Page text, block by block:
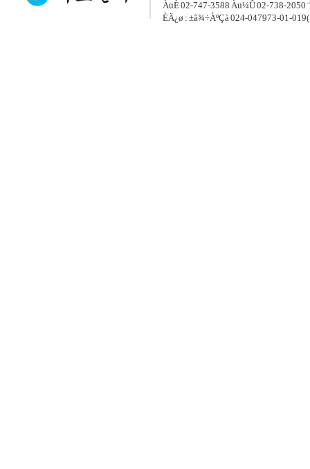
ÀüÈ­ 02-747-3588 Àü¼Û 02-738-2050
ÈÄ¿ø : ±â¾÷ÀºÇà 024-047973-01-